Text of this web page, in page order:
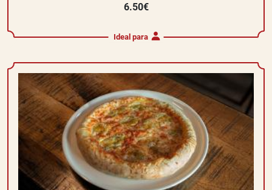
6.50€
Ideal para